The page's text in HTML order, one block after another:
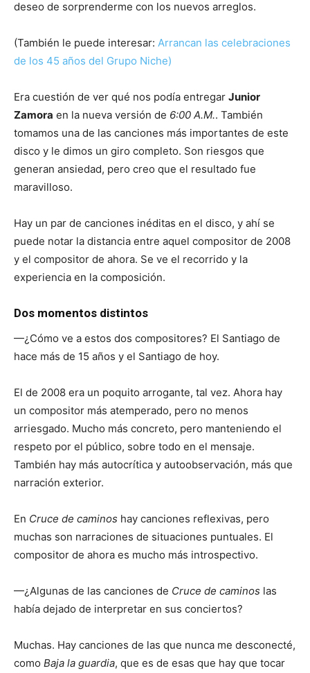
deseo de sorprenderme con los nuevos arreglos.
(También le puede interesar: Arrancan las celebraciones
de los 45 años del Grupo Niche)
Era cuestión de ver qué nos podía entregar Junior
Zamora en la nueva versión de 6:00 A.M.. También
tomamos una de las canciones más importantes de este
disco y le dimos un giro completo. Son riesgos que
generan ansiedad, pero creo que el resultado fue
maravilloso.
Hay un par de canciones inéditas en el disco, y ahí se
puede notar la distancia entre aquel compositor de 2008
y el compositor de ahora. Se ve el recorrido y la
experiencia en la composición.
Dos momentos distintos
—¿Cómo ve a estos dos compositores? El Santiago de
hace más de 15 años y el Santiago de hoy.
El de 2008 era un poquito arrogante, tal vez. Ahora hay
un compositor más atemperado, pero no menos
arriesgado. Mucho más concreto, pero manteniendo el
respeto por el público, sobre todo en el mensaje.
También hay más autocrítica y autoobservación, más que
narración exterior.
En Cruce de caminos hay canciones reflexivas, pero
muchas son narraciones de situaciones puntuales. El
compositor de ahora es mucho más introspectivo.
—¿Algunas de las canciones de Cruce de caminos las
había dejado de interpretar en sus conciertos?
Muchas. Hay canciones de las que nunca me desconecté,
como Baja la guardia, que es de esas que hay que tocar